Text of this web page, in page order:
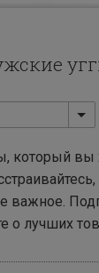
который вы
важное.
о лучших